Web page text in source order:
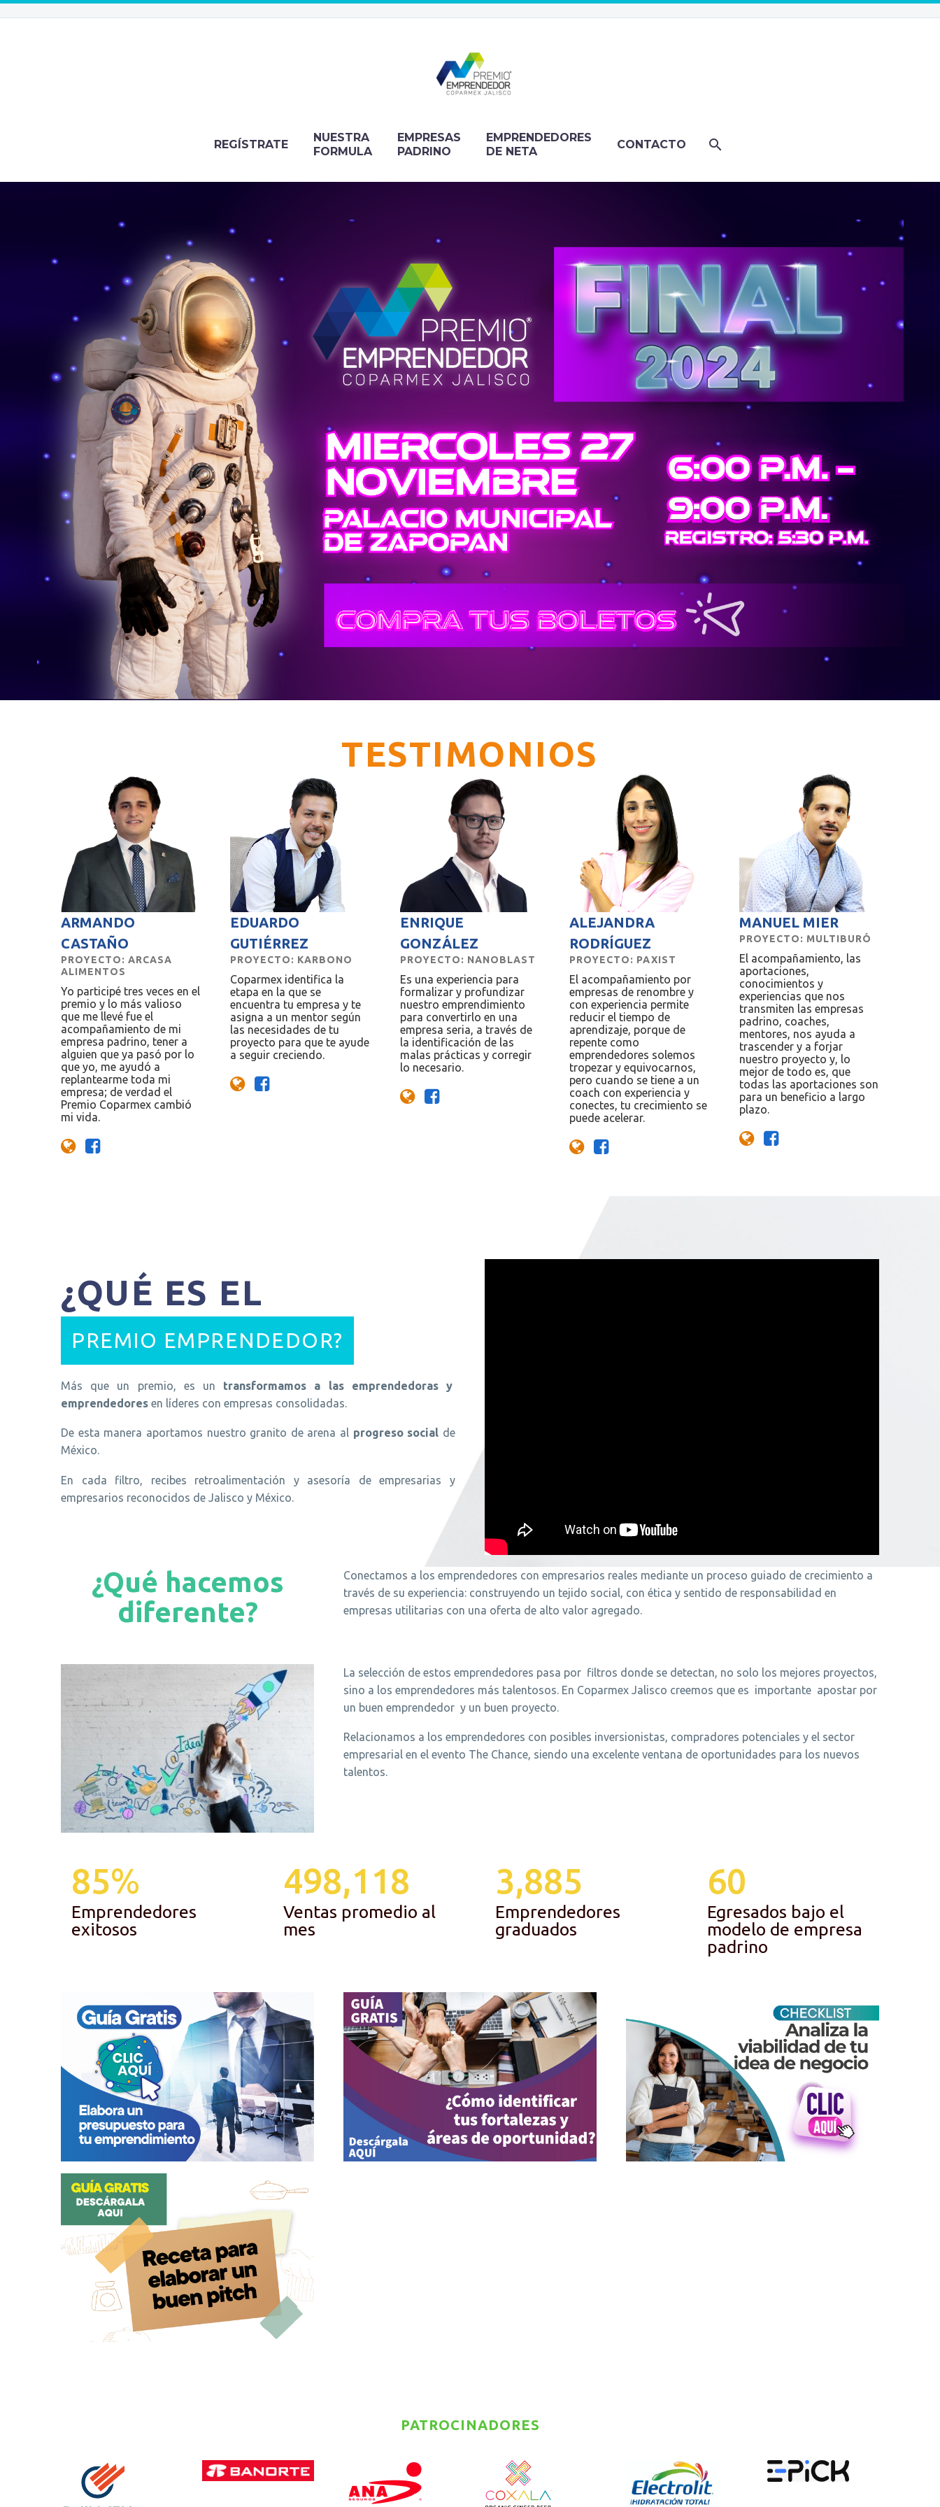
REGÍSTRATE
NUESTRA
FORMULA
EMPRESAS
PADRINO
EMPRENDEDORES
DE NETA
CONTACTO
TESTIMONIOS
ARMANDO
CASTAÑO
PROYECTO: ARCASA
ALIMENTOS
Yo participé tres veces en el
premio y lo más valioso
que me llevé fue el
acompañamiento de mi
empresa padrino, tener a
alguien que ya pasó por lo
que yo, me ayudó a
replantearme toda mi
empresa; de verdad el
Premio Coparmex cambió
mi vida.
EDUARDO
GUTIÉRREZ
PROYECTO: KARBONO
Coparmex identifica la
etapa en la que se
encuentra tu empresa y te
asigna a un mentor según
las necesidades de tu
proyecto para que te ayude
a seguir creciendo.
ENRIQUE
GONZÁLEZ
PROYECTO: NANOBLAST
Es una experiencia para
formalizar y profundizar
nuestro emprendimiento
para convertirlo en una
empresa seria, a través de
la identificación de las
malas prácticas y corregir
lo necesario.
ALEJANDRA
RODRÍGUEZ
PROYECTO: PAXIST
El acompañamiento por
empresas de renombre y
con experiencia permite
reducir el tiempo de
aprendizaje, porque de
repente como
emprendedores solemos
tropezar y equivocarnos,
pero cuando se tiene a un
coach con experiencia y
conectes, tu crecimiento se
puede acelerar.
MANUEL MIER
PROYECTO: MULTIBURÓ
El acompañamiento, las
aportaciones,
conocimientos y
experiencias que nos
transmiten las empresas
padrino, coaches,
mentores, nos ayuda a
trascender y a forjar
nuestro proyecto y, lo
mejor de todo es, que
todas las aportaciones son
para un beneficio a largo
plazo.
¿QUÉ ES EL
PREMIO EMPRENDEDOR?
Más que un premio, es un transformamos a las emprendedoras y
emprendedores en líderes con empresas consolidadas.
De esta manera aportamos nuestro granito de arena al progreso social de
México.
En cada filtro, recibes retroalimentación y asesoría de empresarias y
empresarios reconocidos de Jalisco y México.
¿Qué hacemos
diferente?
Conectamos a los emprendedores con empresarios reales mediante un proceso guiado de crecimiento a
través de su experiencia: construyendo un tejido social, con ética y sentido de responsabilidad en
empresas utilitarias con una oferta de alto valor agregado.
La selección de estos emprendedores pasa por filtros donde se detectan, no solo los mejores proyectos,
sino a los emprendedores más talentosos. En Coparmex Jalisco creemos que es importante apostar por
un buen emprendedor y un buen proyecto.
Relacionamos a los emprendedores con posibles inversionistas, compradores potenciales y el sector
empresarial en el evento The Chance, siendo una excelente ventana de oportunidades para los nuevos
talentos.
85%
Emprendedores
exitosos
500,000
Ventas promedio al
mes
3,900
Emprendedores
graduados
60
Egresados bajo el
modelo de empresa
padrino
PATROCINADORES